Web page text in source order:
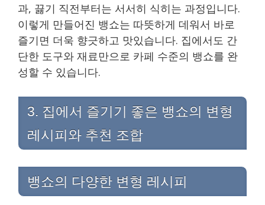
과, 끓기 직전부터는 서서히 식히는 과정입니다.
이렇게 만들어진 뱅쇼는 따뜻하게 데워서 바로
즐기면 더욱 향긋하고 맛있습니다. 집에서도 간
단한 도구와 재료만으로 카페 수준의 뱅쇼를 완
성할 수 있습니다.
3. 집에서 즐기기 좋은 뱅쇼의 변형
레시피와 추천 조합
뱅쇼의 다양한 변형 레시피